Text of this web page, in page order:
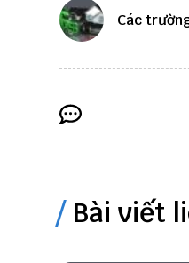
Các
Bài viết